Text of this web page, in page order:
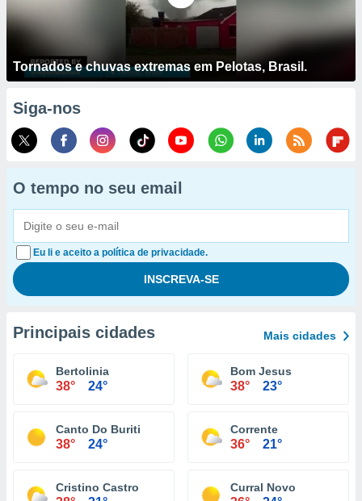
Tornados e chuvas extremas em Pelotas, Brasil.
Siga-nos
O tempo no seu email
Eu li e aceito a política de privacidade.
Principais cidades Mais cidades
Bertolinia
38° 24°
Bom Jesus
38° 23°
Canto Do Buriti
38° 24°
Corrente
36° 21°
Cristino Castro Curral Novo